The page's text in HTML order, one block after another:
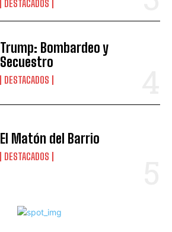
DESTACADOS
Trump: Bombardeo y
Secuestro
DESTACADOS
El Matón del Barrio
DESTACADOS